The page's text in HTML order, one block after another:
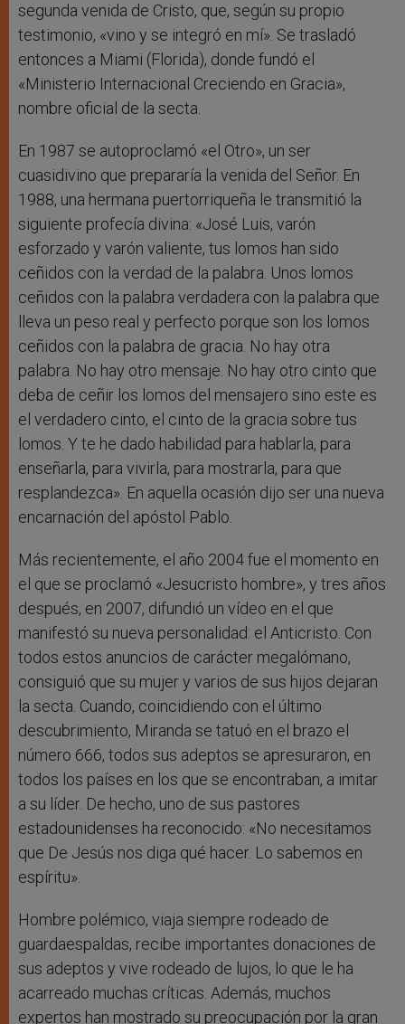
segunda venida de Cristo, que, según su propio
testimonio, «vino y se integró en mí». Se trasladó
entonces a Miami (Florida), donde fundó el
«Ministerio Internacional Creciendo en Gracia»,
nombre oficial de la secta.
En 1987 se autoproclamó «el Otro», un ser
cuasidivino que prepararía la venida del Señor. En
1988, una hermana puertorriqueña le transmitió la
siguiente profecía divina: «José Luis, varón
esforzado y varón valiente, tus lomos han sido
ceñidos con la verdad de la palabra. Unos lomos
ceñidos con la palabra verdadera con la palabra que
lleva un peso real y perfecto porque son los lomos
ceñidos con la palabra de gracia. No hay otra
palabra. No hay otro mensaje. No hay otro cinto que
deba de ceñir los lomos del mensajero sino este es
el verdadero cinto, el cinto de la gracia sobre tus
lomos. Y te he dado habilidad para hablarla, para
enseñarla, para vivirla, para mostrarla, para que
resplandezca». En aquella ocasión dijo ser una nueva
encarnación del apóstol Pablo.
Más recientemente, el año 2004 fue el momento en
el que se proclamó «Jesucristo hombre», y tres años
después, en 2007, difundió un vídeo en el que
manifestó su nueva personalidad: el Anticristo. Con
todos estos anuncios de carácter megalómano,
consiguió que su mujer y varios de sus hijos dejaran
la secta. Cuando, coincidiendo con el último
descubrimiento, Miranda se tatuó en el brazo el
número 666, todos sus adeptos se apresuraron, en
todos los países en los que se encontraban, a imitar
a su líder. De hecho, uno de sus pastores
estadounidenses ha reconocido: «No necesitamos
que De Jesús nos diga qué hacer. Lo sabemos en
espíritu».
Hombre polémico, viaja siempre rodeado de
guardaespaldas, recibe importantes donaciones de
sus adeptos y vive rodeado de lujos, lo que le ha
acarreado muchas críticas. Además, muchos
expertos han mostrado su preocupación por la gran